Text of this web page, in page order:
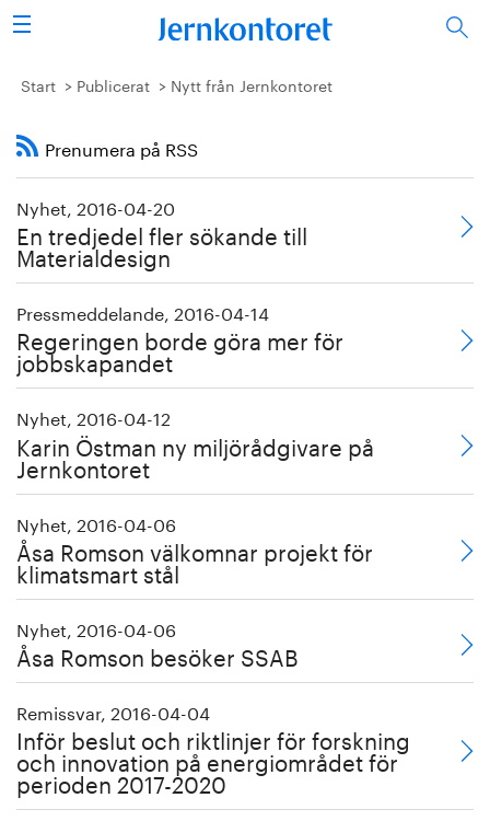
Sök
Stålindustrin
Vision 2050
Energi/miljö
Vi tycker
Publicerat
Bildbank
Om oss
Start Publicerat Nytt från Jernkontoret
Prenumera på RSS
Nyhet, 2016-04-20
En tredjedel fler sökande till
Materialdesign
Pressmeddelande, 2016-04-14
Regeringen borde göra mer för
jobbskapandet
Nyhet, 2016-04-12
Karin Östman ny miljörådgivare på
Jernkontoret
Nyhet, 2016-04-06
Åsa Romson välkomnar projekt för
klimatsmart stål
Nyhet, 2016-04-06
Åsa Romson besöker SSAB
Remissvar, 2016-04-04
Inför beslut och riktlinjer för forskning
och innovation på energiområdet för
perioden 2017-2020